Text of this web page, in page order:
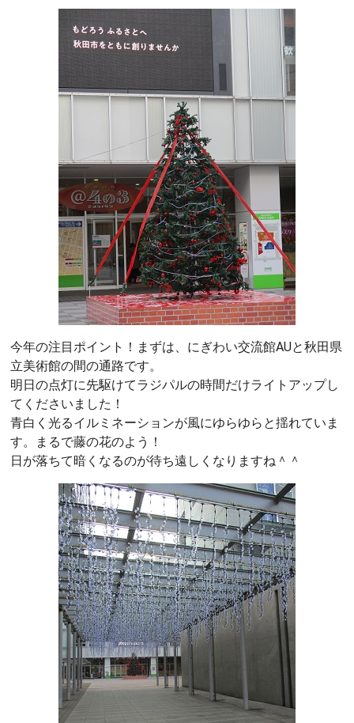
今年の注目ポイント！まずは、にぎわい交流館AUと秋田県
立美術館の間の通路です。
明日の点灯に先駆けてラジパルの時間だけライトアップし
てくださいました！
青白く光るイルミネーションが風にゆらゆらと揺れていま
す。まるで藤の花のよう！
日が落ちて暗くなるのが待ち遠しくなりますね＾＾